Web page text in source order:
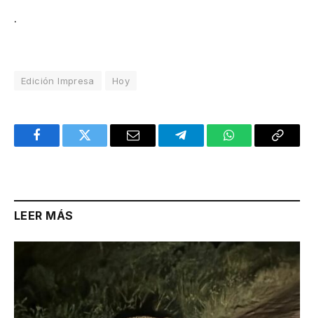
.
Edición Impresa Hoy
FacebookTwitter Email TelegramWhatsAppCopy
LEER MÁS